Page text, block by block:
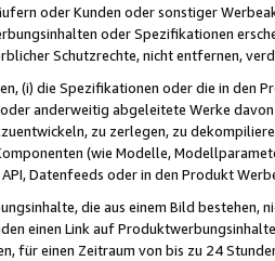
oder Kunden oder sonstiger
oder Spezifikationen
Schutzrechte, nicht entfernen,
(i) die Spezifikationen oder die in
anderweitig abgeleitete Werke
zu zerlegen, zu
(wie Modelle,
API, Datenfeeds oder in den Produkt
die aus einem Bild bestehen,
einen Link auf
für einen Zeitraum von bis zu 24